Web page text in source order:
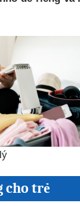
cho trẻ